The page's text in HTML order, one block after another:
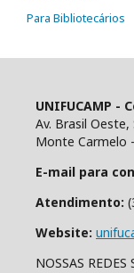
Para Bibliotecários
UNIFUCAMP -
Av. Brasil
Monte Carmelo
E-mail para
Atendimento:
Website:
NOSSAS REDES